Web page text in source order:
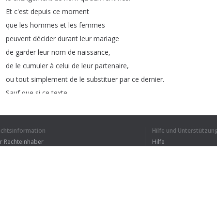
Et c'est depuis ce moment
que les hommes et les femmes
peuvent décider durant leur mariage
de garder leur nom de naissance,
de le cumuler à celui de leur partenaire,
ou tout simplement de le substituer par ce dernier.
Sauf que si ce texte
d'autres arrêtés
concernant les livrets de famille
Rechteinhaber
Hilfe und
Hilfe